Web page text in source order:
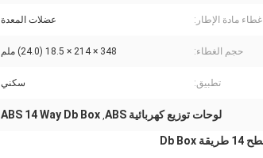
غطاء مادة الإطار: عضلات المعدة
حجم الغطاء: 348 × 214 × 18.5 (24.0) ملم
تطبيق: سكني
لوحات توزيع كهربائية ABS ,
ABS 14 Way Db Box